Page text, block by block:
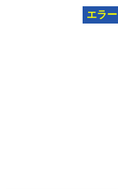
エラー